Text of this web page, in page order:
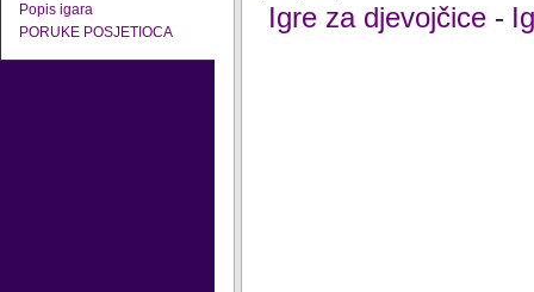
Popis igara
PORUKE POSJETIOCA
Igre za djevojčice -